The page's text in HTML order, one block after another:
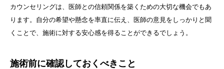
カウンセリングは、医師との信頼関係を築くための大切な機会でもあ
ります。自分の希望や懸念を率直に伝え、医師の意見をしっかりと聞
くことで、施術に対する安心感を得ることができるでしょう。
施術前に確認しておくべきこと